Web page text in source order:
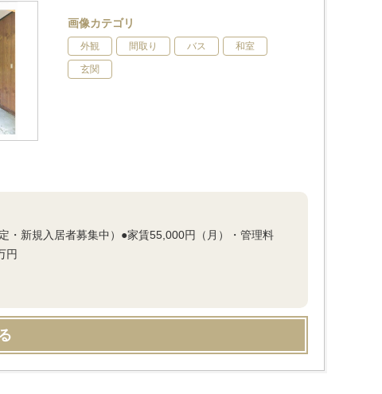
画像カテゴリ
外観 間取り バス 和室
玄関
・新規入居者募集中）●家賃55,000円（月）・管理料
円